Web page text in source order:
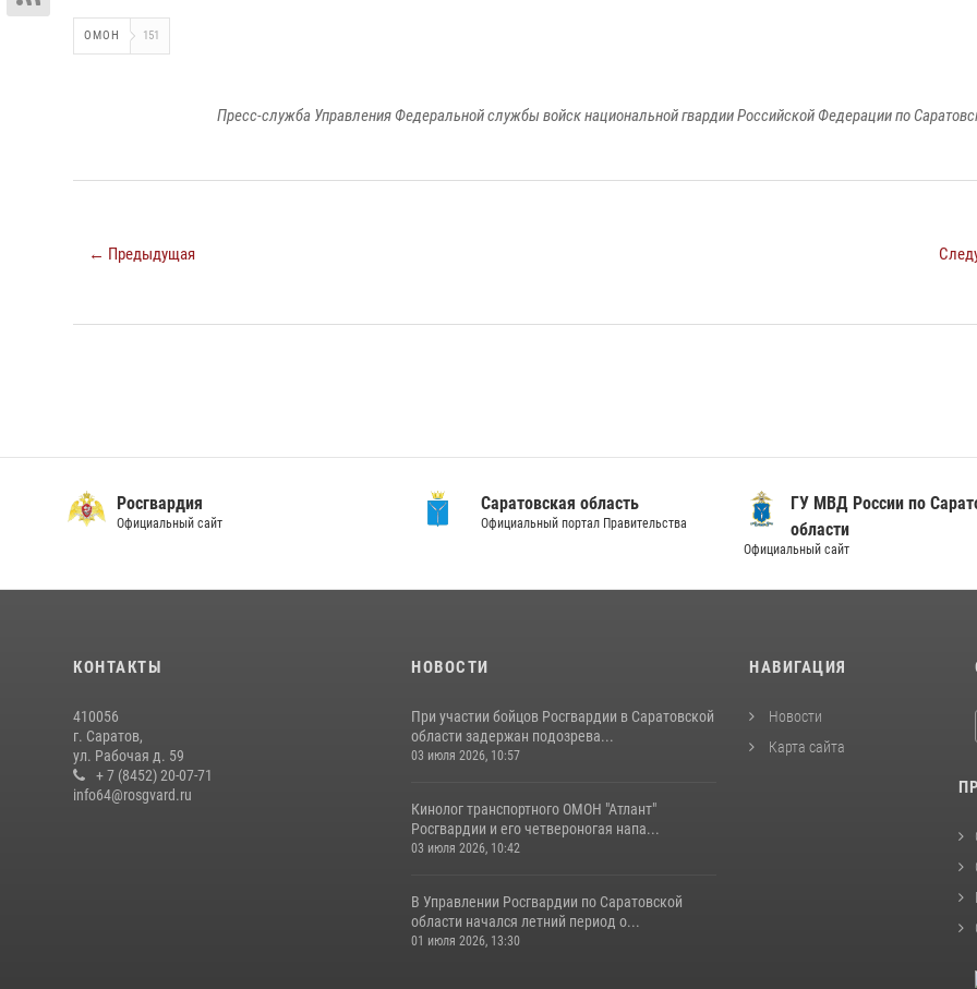
ОМОН 151
Пресс-служба Управления Федеральной службы войск национальной гвардии Российской Федерации по
← Предыдущая
Росгвардия
Официальный сайт
Саратовская область
Официальный портал Правительства
ГУ МВД России по
области
Официальный сайт
КОНТАКТЫ
410056
г. Саратов,
ул. Рабочая д. 59
+ 7 (8452) 20-07-71
info64@rosgvard.ru
НОВОСТИ
При участии бойцов Росгвардии в Саратовской
области задержан подозрева...
03 июля 2026, 10:57
Кинолог транспортного ОМОН "Атлант"
Росгвардии и его четвероногая напа...
03 июля 2026, 10:42
В Управлении Росгвардии по Саратовской
области начался летний период о...
01 июля 2026, 13:30
НАВИГАЦИЯ
Новости
Карта сайта